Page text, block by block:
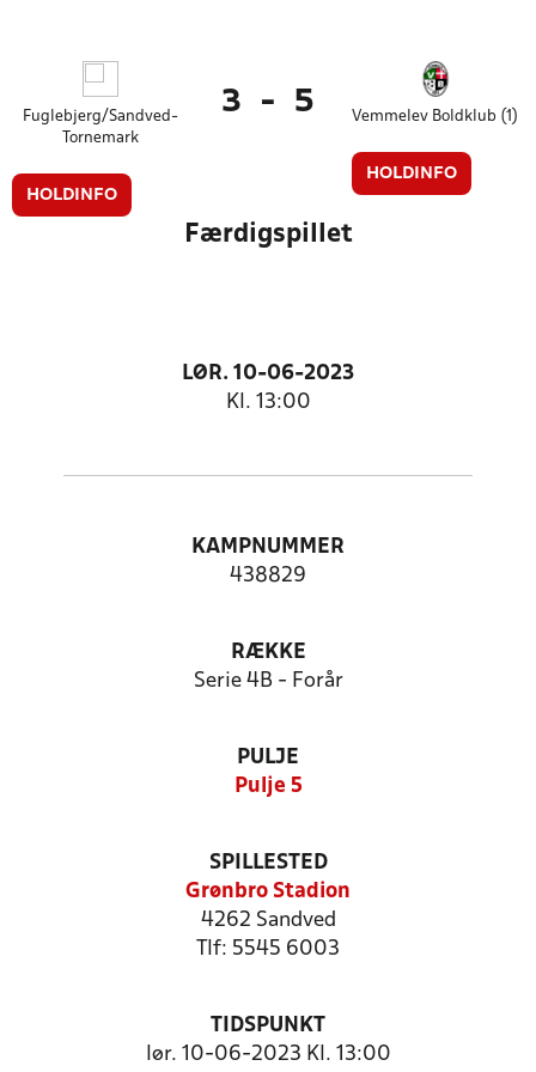
Fuglebjerg/Sandved-
Tornemark
HOLDINFO
3 - 5 Vemmelev Boldklub (1)
HOLDINFO
Færdigspillet
LØR. 10-06-2023
Kl. 13:00
KAMPNUMMER
438829
RÆKKE
Serie 4B - Forår
PULJE
Pulje 5
SPILLESTED
Grønbro Stadion
4262 Sandved
Tlf: 5545 6003
TIDSPUNKT
lør. 10-06-2023 Kl. 13:00